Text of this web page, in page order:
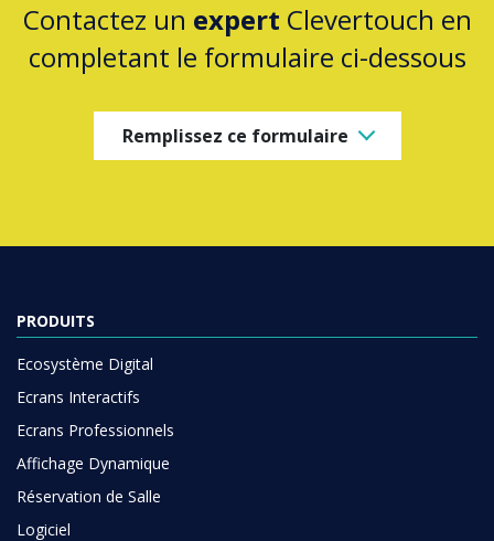
Contactez un expert Clevertouch en
completant le formulaire ci-dessous
Remplissez ce formulaire
PRODUITS
Ecosystème Digital
Ecrans Interactifs
Ecrans Professionnels
Affichage Dynamique
Réservation de Salle
Logiciel